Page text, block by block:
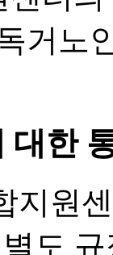
거노
대한
원
도